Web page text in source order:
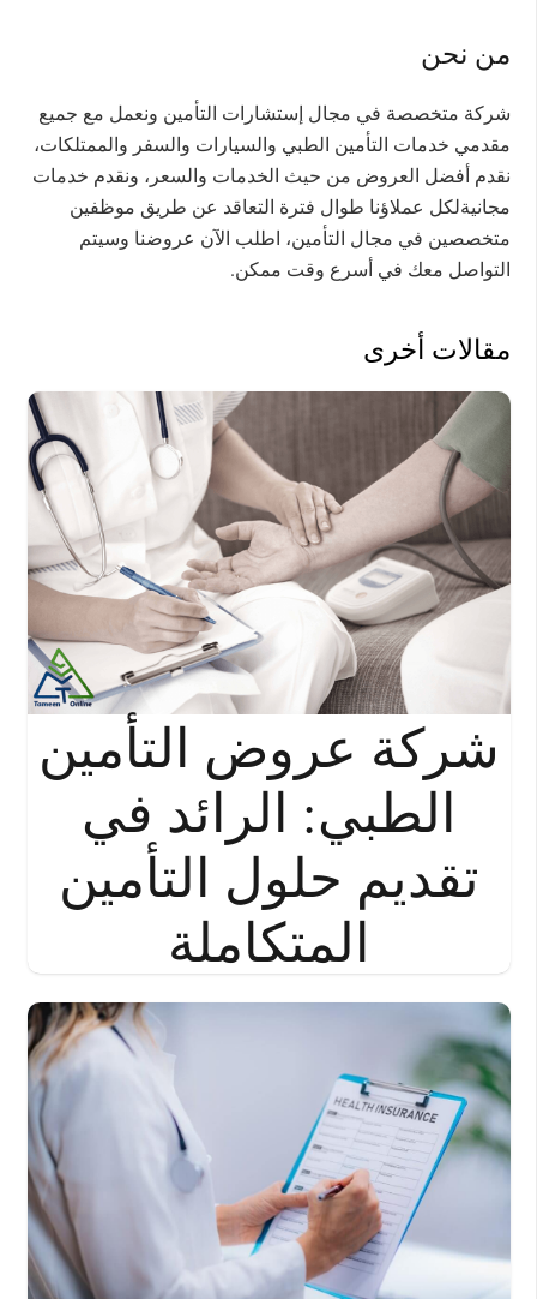
من نحن
شركة متخصصة في مجال إستشارات التأمين ونعمل مع جميع
مقدمي خدمات التأمين الطبي والسيارات والسفر والممتلكات،
نقدم أفضل العروض من حيث الخدمات والسعر، ونقدم خدمات
مجانيةلكل عملاؤنا طوال فترة التعاقد عن طريق موظفين
متخصصين في مجال التأمين، اطلب الآن عروضنا وسيتم
التواصل معك في أسرع وقت ممكن.
مقالات أخرى
شركة عروض التأمين
الطبي: الرائد في
تقديم حلول التأمين
المتكاملة